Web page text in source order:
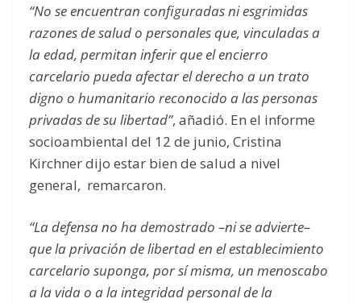
“No se encuentran configuradas ni esgrimidas
razones de salud o personales que, vinculadas a
la edad, permitan inferir que el encierro
carcelario pueda afectar el derecho a un trato
digno o humanitario reconocido a las personas
privadas de su libertad”, añadió. En el informe
socioambiental del 12 de junio, Cristina
Kirchner dijo estar bien de salud a nivel
general, remarcaron.
“La defensa no ha demostrado –ni se advierte–
que la privación de libertad en el establecimiento
carcelario suponga, por sí misma, un menoscabo
a la vida o a la integridad personal de la